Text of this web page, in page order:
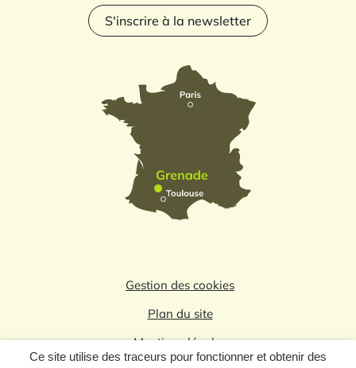
Ce site utilise des traceurs pour fonctionner et obtenir des
S'inscrire à la newsletter
Gestion des cookies
Plan du site
Mentions légales